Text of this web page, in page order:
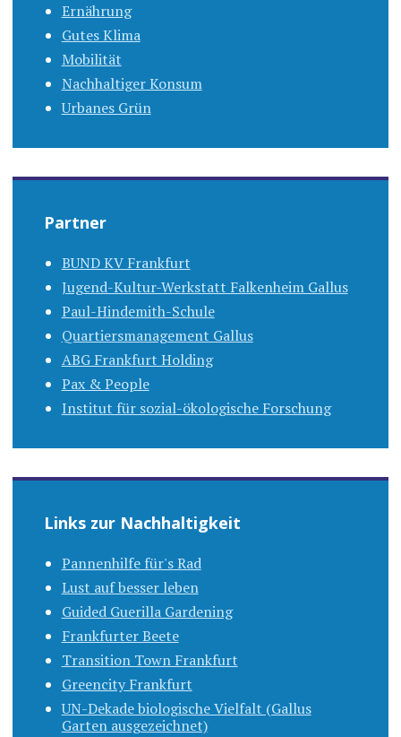
Ernährung
Gutes Klima
Mobilität
Nachhaltiger Konsum
Urbanes Grün
Partner
BUND KV Frankfurt
Jugend-Kultur-Werkstatt Falkenheim Gallus
Paul-Hindemith-Schule
Quartiersmanagement Gallus
ABG Frankfurt Holding
Pax & People
Institut für sozial-ökologische Forschung
Links zur Nachhaltigkeit
Pannenhilfe für's Rad
Lust auf besser leben
Guided Guerilla Gardening
Frankfurter Beete
Transition Town Frankfurt
Greencity Frankfurt
UN-Dekade biologische Vielfalt (Gallus
Garten ausgezeichnet)